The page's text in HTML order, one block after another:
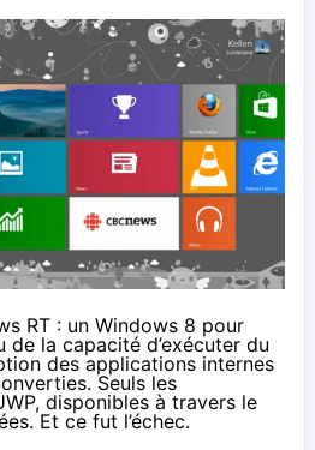
RT : un Windows 8 pour
de la capacité d’exécuter du
des applications internes
Seuls les
disponibles à travers le
Et ce fut l’échec.